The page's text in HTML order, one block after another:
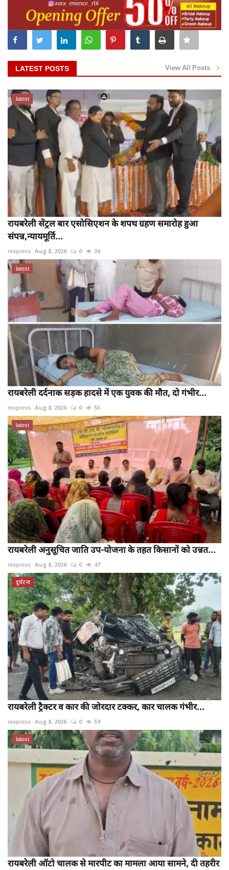
LATEST POSTS View All Posts
latest
रायबरेली सेंट्रल बार एसोसिएशन के शपथ ग्रहण समारोह हुआ
संपन्न,न्यायमूर्ति...
rexpress Aug 8, 2026 0 36
latest
रायबरेली दर्दनाक सड़क हादसे में एक युवक की मौत, दो गंभीर...
rexpress Aug 8, 2026 0 55
latest
रायबरेली अनुसूचित जाति उप-योजना के तहत किसानों को उन्नत...
rexpress Aug 8, 2026 0 47
दुर्घटना
रायबरेली ट्रैक्टर व कार की जोरदार टक्कर, कार चालक गंभीर...
rexpress Aug 8, 2026 0 59
latest
रायबरेली ऑटो चालक से मारपीट का मामला आया सामने, दी तहरीर